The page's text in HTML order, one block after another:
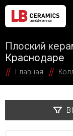
Плоский
Краснодаре
Главная